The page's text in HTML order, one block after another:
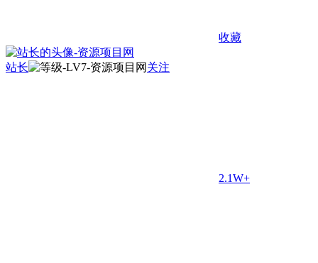
收藏
站长 关注
2.1W+